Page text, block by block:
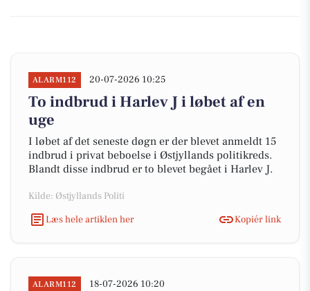
ALARM112 20-07-2026 10:25
To indbrud i Harlev J i løbet af en
uge
I løbet af det seneste døgn er der blevet anmeldt 15
indbrud i privat beboelse i Østjyllands politikreds.
Blandt disse indbrud er to blevet begået i Harlev J.
Kilde: Østjyllands Politi
Læs hele artiklen her
Kopiér link
ALARM112 18-07-2026 10:20